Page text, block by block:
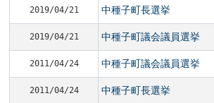
2019/04/21 中種子町長選挙
2019/04/21 中種子町議会議員選挙
2011/04/24 中種子町議会議員選挙
2011/04/24 中種子町長選挙